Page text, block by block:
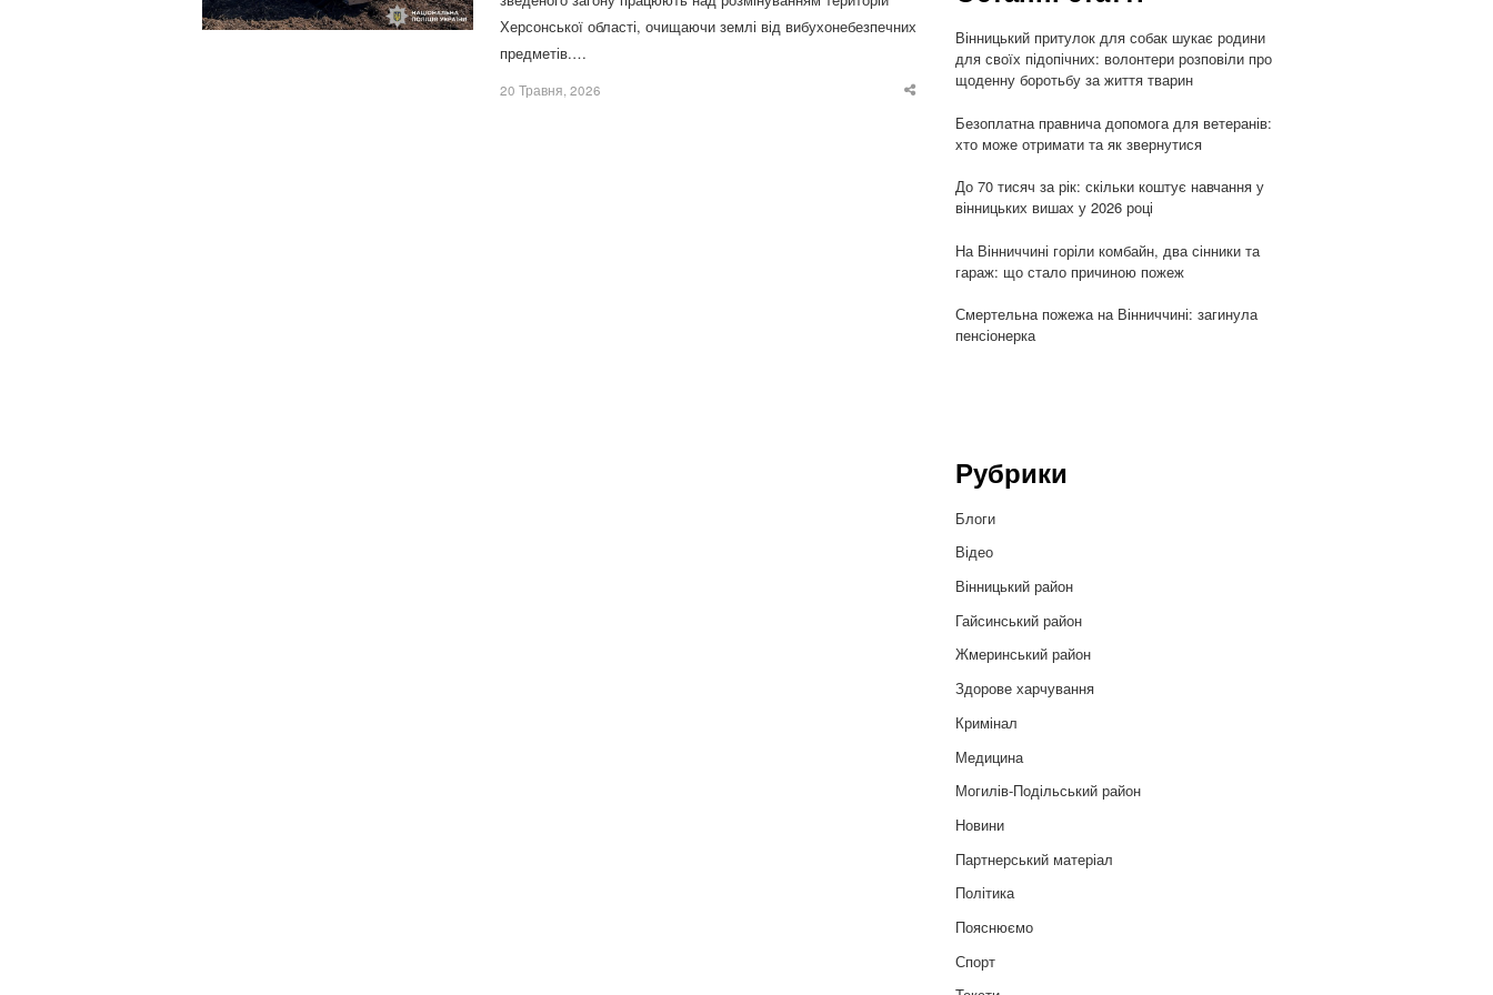
Херсонської області, очищаючи землі від вибухонебезпечних
предметів.…
20 Травня, 2026
Share
Вінницький притулок для собак шукає родини
для своїх підопічних: волонтери розповіли про
щоденну боротьбу за життя тварин
Безоплатна правнича допомога для ветеранів:
хто може отримати та як звернутися
До 70 тисяч за рік: скільки коштує навчання у
вінницьких вишах у 2026 році
На Вінниччині горіли комбайн, два сінники та
гараж: що стало причиною пожеж
Смертельна пожежа на Вінниччині: загинула
пенсіонерка
Рубрики
Блоги
Відео
Вінницький район
Гайсинський район
Жмеринський район
Здорове харчування
Кримінал
Медицина
Могилів-Подільський район
Новини
Партнерський матеріал
Політика
Пояснюємо
Спорт